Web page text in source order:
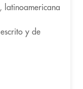
latinoamericana
y de